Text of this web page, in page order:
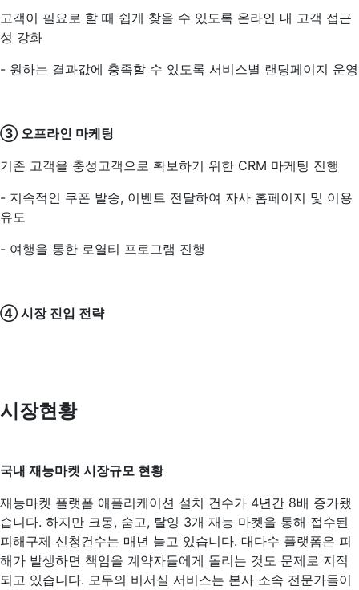
고객이 필요로 할 때 쉽게 찾을 수 있도록 온라인 내 고객 접근
성 강화
- 원하는 결과값에 충족할 수 있도록 서비스별 랜딩페이지 운영
③ 오프라인 마케팅
기존 고객을 충성고객으로 확보하기 위한 CRM 마케팅 진행
- 지속적인 쿠폰 발송, 이벤트 전달하여 자사 홈페이지 및 이용
유도
- 여행을 통한 로열티 프로그램 진행
④ 시장 진입 전략
시장현황
국내 재능마켓 시장규모 현황
재능마켓 플랫폼 애플리케이션 설치 건수가 4년간 8배 증가됐
습니다. 하지만 크몽, 숨고, 탈잉 3개 재능 마켓을 통해 접수된
피해구제 신청건수는 매년 늘고 있습니다. 대다수 플랫폼은 피
해가 발생하면 책임을 계약자들에게 돌리는 것도 문제로 지적
되고 있습니다. 모두의 비서실 서비스는 본사 소속 전문가들이